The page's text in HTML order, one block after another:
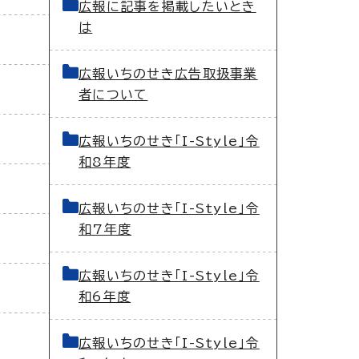
広報に記事を掲載したいとき
は
広報いちのせき広告取扱事業
者について
広報いちのせき「I-Style」令
和8年度
広報いちのせき「I-Style」令
和7年度
広報いちのせき「I-Style」令
和6年度
広報いちのせき「I-Style」令